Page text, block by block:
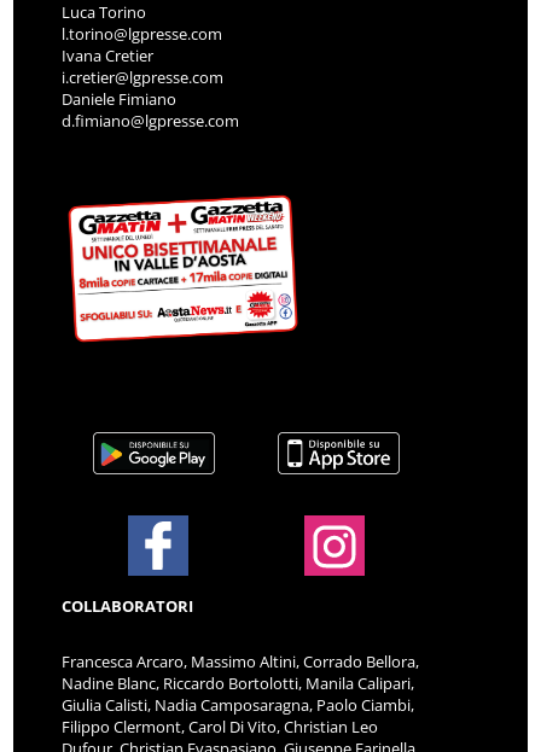
Luca Torino
l.torino@lgpresse.com
Ivana Cretier
i.cretier@lgpresse.com
Daniele Fimiano
d.fimiano@lgpresse.com
COLLABORATORI
Francesca Arcaro, Massimo Altini, Corrado Bellora,
Nadine Blanc, Riccardo Bortolotti, Manila Calipari,
Giulia Calisti, Nadia Camposaragna, Paolo Ciambi,
Filippo Clermont, Carol Di Vito, Christian Leo